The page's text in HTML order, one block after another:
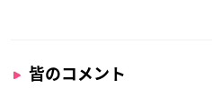
皆のコメント